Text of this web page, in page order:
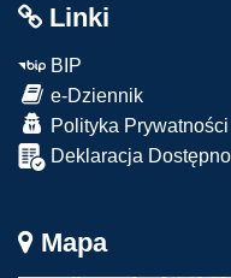
Linki
BIP
e-Dziennik
Polityka Prywatności
Deklaracja
Mapa